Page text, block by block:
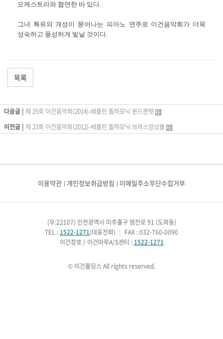
오케스트라와 협연한 바 있다.
그녀 특유의 개성이 묻어나는 피아노 연주로 이건음악회가 더욱
성숙하고 풍성하게 빛날 것이다.
목록
다음글 | 제 25회 이건음악회(2014)-베를린 필하모닉 윈드퀸텟
이전글 | 제 23회 이건음악회(2012)-베를린 필하모닉 브라스앙상블
이용약관 개인정보취급방침 이메일주소무단수집거부
(우:22107) 인천광역시 미추홀구 염전로 91 (도화동)
TEL : 1522-1271(대표전화)
FAX : 032-760-0090
이건창호 / 이건마루A/S센터 : 1522-1271
© 이건홀딩스 All rights reserved.